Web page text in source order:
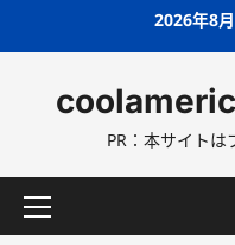
ス
ッ
2026年8
PR：本サイト
メ